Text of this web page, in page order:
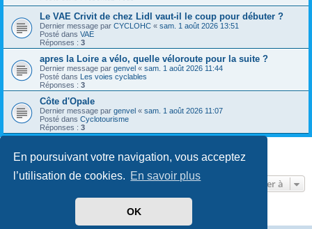
En poursuivant votre navigation, vous acceptez
l’utilisation de cookies. En savoir plus
OK
Le VAE Crivit de chez Lidl vaut-il le coup pour débuter ?
Dernier message par CYCLOHC « sam. 1 août 2026 13:51
Posté dans VAE
Réponses : 3
apres la Loire a vélo, quelle véloroute pour la suite ?
Dernier message par genvel « sam. 1 août 2026 11:44
Posté dans Les voies cyclables
Réponses : 3
Côte d'Opale
Dernier message par genvel « sam. 1 août 2026 11:07
Posté dans Cyclotourisme
Réponses : 3
8 résultats trouvés • Page1sur1
Aller à
phpBB ® Forum Software © phpBB Limited
phpBB-fr.com